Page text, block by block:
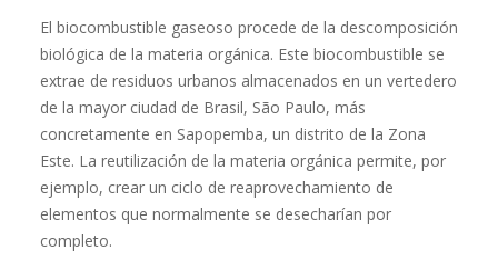
El biocombustible gaseoso procede de la descomposición
biológica de la materia orgánica. Este biocombustible se
extrae de residuos urbanos almacenados en un vertedero
de la mayor ciudad de Brasil, São Paulo, más
concretamente en Sapopemba, un distrito de la Zona
Este. La reutilización de la materia orgánica permite, por
ejemplo, crear un ciclo de reaprovechamiento de
elementos que normalmente se desecharían por
completo.